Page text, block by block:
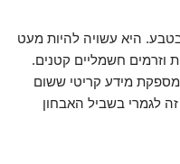
בטבע. היא עשויה להיות מעט
וזרמים חשמליים קטנים.
מידע קריטי ששום
לגמרי בשביל האבחון